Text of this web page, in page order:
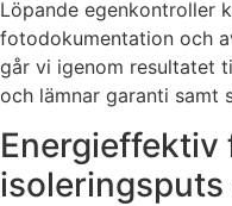
Löpande egenkontroller
fotodokumentation och
går vi igenom resultatet
och lämnar garanti samt
Energieffektiv